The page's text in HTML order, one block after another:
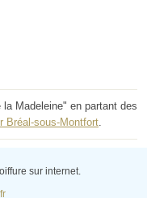
Madeleine" en partant des
Bréal-sous-Montfort.
sur internet.